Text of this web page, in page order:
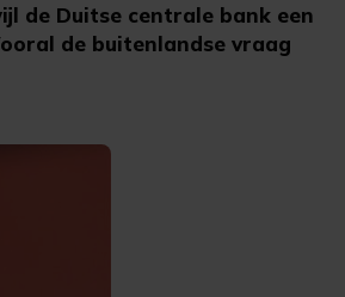
de Duitse centrale bank een
de buitenlandse vraag